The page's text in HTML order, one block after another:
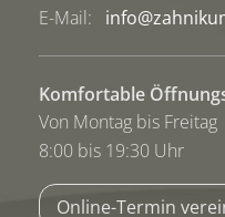
E-Mail:
Komfortable
Von Montag bis Freitag
8:00 bis 19:30 Uhr
Online-Termin